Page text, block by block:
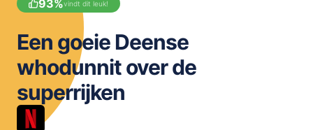
93%vindt dit leuk!
Een goeie Deense
whodunnit over de
superrijken